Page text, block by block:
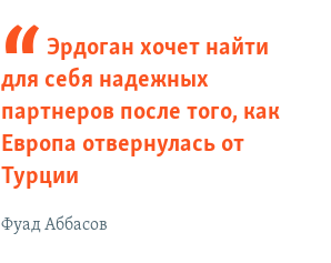
Эрдоган хочет найти
для себя надежных
партнеров после того, как
Европа отвернулась от
Турции
Фуад Аббасов